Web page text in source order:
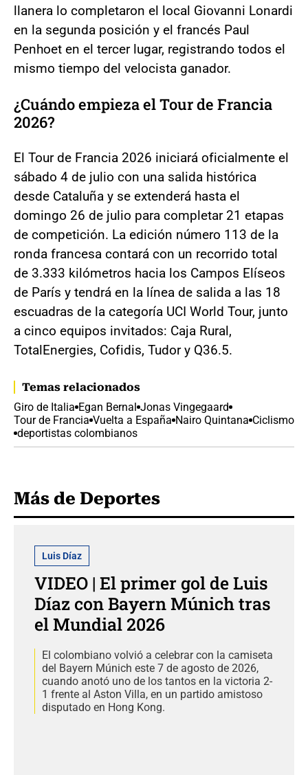
llanera lo completaron el local Giovanni Lonardi
en la segunda posición y el francés Paul
Penhoet en el tercer lugar, registrando todos el
mismo tiempo del velocista ganador.
¿Cuándo empieza el Tour de Francia
2026?
El Tour de Francia 2026 iniciará oficialmente el
sábado 4 de julio con una salida histórica
desde Cataluña y se extenderá hasta el
domingo 26 de julio para completar 21 etapas
de competición. La edición número 113 de la
ronda francesa contará con un recorrido total
de 3.333 kilómetros hacia los Campos Elíseos
de París y tendrá en la línea de salida a las 18
escuadras de la categoría UCI World Tour, junto
a cinco equipos invitados: Caja Rural,
TotalEnergies, Cofidis, Tudor y Q36.5.
Temas relacionados
Giro de Italia Egan Bernal Jonas Vingegaard
Tour de Francia Vuelta a España Nairo Quintana Ciclismo
deportistas colombianos
Más de Deportes
Luis Díaz
VIDEO | El primer gol de Luis
Díaz con Bayern Múnich tras
el Mundial 2026
El colombiano volvió a celebrar con la camiseta
del Bayern Múnich este 7 de agosto de 2026,
cuando anotó uno de los tantos en la victoria 2-
1 frente al Aston Villa, en un partido amistoso
disputado en Hong Kong.